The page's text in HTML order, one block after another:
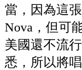
當，因為這
Nova，但可
美國還不流
悉，所以將